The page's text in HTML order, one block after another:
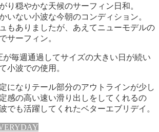
り穏やかな天候のサーフィン日和。
いない小波な今朝のコンディション。
もありましたが、あえてニューモデルの
サーフィン。
が毎週通過してサイズの大きい日が続い
小波での使用。
になりテール部分のアウトラインが少し
感の高い速い滑り出しをしてくれるの
でも活躍してくれたベターエブリデイ。